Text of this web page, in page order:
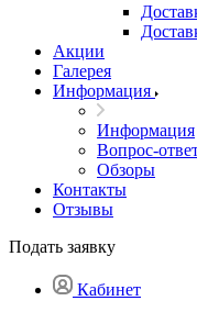
Акции
Галерея
Информация
Информация
Вопрос-
Обзоры
Контакты
Отзывы
Подать заявку
Кабинет